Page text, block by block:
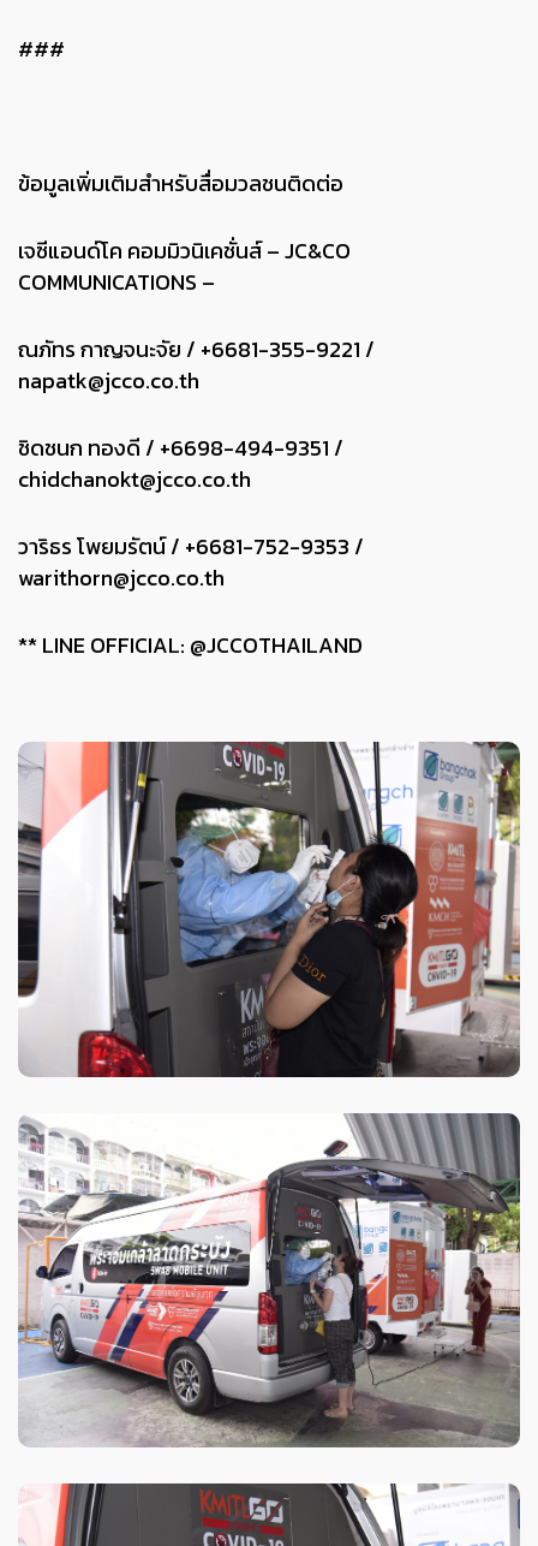
###
ข้อมูลเพิ่มเติมสำหรับสื่อมวลชนติดต่อ
เจซีแอนด์โค คอมมิวนิเคชั่นส์ – JC&CO
COMMUNICATIONS –
ณภัทร กาญจนะจัย / +6681-355-9221 /
napatk@jcco.co.th
ชิดชนก ทองดี / +6698-494-9351 /
chidchanokt@jcco.co.th
วาริธร โพยมรัตน์ / +6681-752-9353 /
warithorn@jcco.co.th
** LINE OFFICIAL: @JCCOTHAILAND